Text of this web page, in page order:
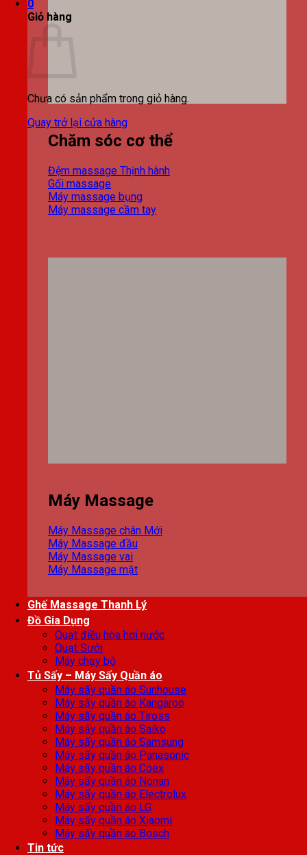
0
Giỏ hàng
Chưa có sản phẩm trong giỏ hàng.
Quay trở lại cửa hàng
Chăm sóc cơ thể
Đệm massage
Gối massage
Máy massage bụng
Máy massage cầm tay
Máy Massage
Máy Massage chân
Máy Massage đầu
Máy Massage vai
Máy Massage mặt
Ghế Massage Thanh Lý
Đồ Gia Dụng
Quạt điều hòa hơi nước
Quạt Sưởi
Máy chạy bộ
Tủ Sấy – Máy Sấy Quần áo
Máy sấy quần áo Sunhouse
Máy sấy quần áo Kangaroo
Máy sấy quần áo Tiross
Máy sấy quần áo Saiko
Máy sấy quần áo Samsung
Máy sấy quần áo Panasonic
Máy sấy quần áo Coex
Máy sấy quần áo Nonan
Máy sấy quần áo Electrolux
Máy sấy quần áo LG
Máy sấy quần áo Xiaomi
Máy sấy quần áo Bosch
Tin tức